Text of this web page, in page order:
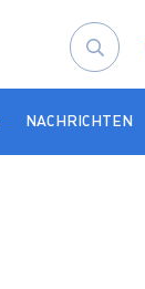
NACHRICHTEN